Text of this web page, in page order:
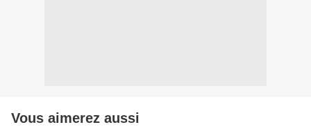
Vous aimerez aussi